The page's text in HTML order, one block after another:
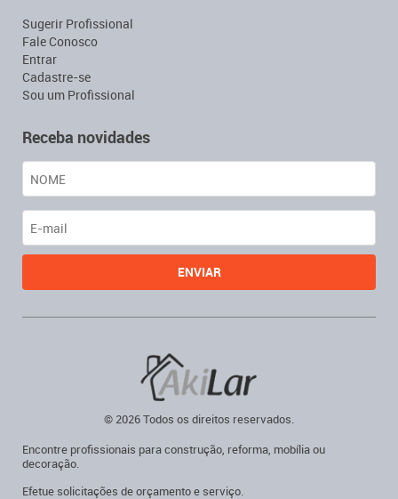
Sugerir Profissional
Fale Conosco
Entrar
Cadastre-se
Sou um Profissional
Receba novidades
Encontre profissionais para construção, reforma, mobília ou
decoração.
Efetue solicitações de orçamento e serviço.
© 2026 Todos os direitos reservados.